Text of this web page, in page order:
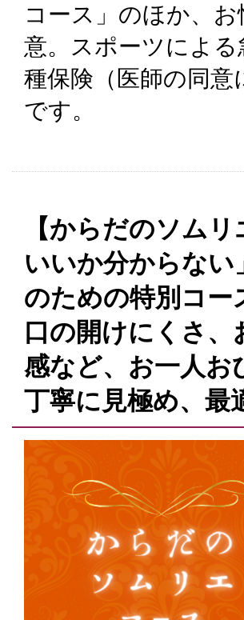
コース」のほか、
意。スポーツによ
種保険（医師の同
です。
【からだのソム
いいか分からな
のための特別コー
口の開けにくさ
感など、お一人お
丁寧に見極め、最